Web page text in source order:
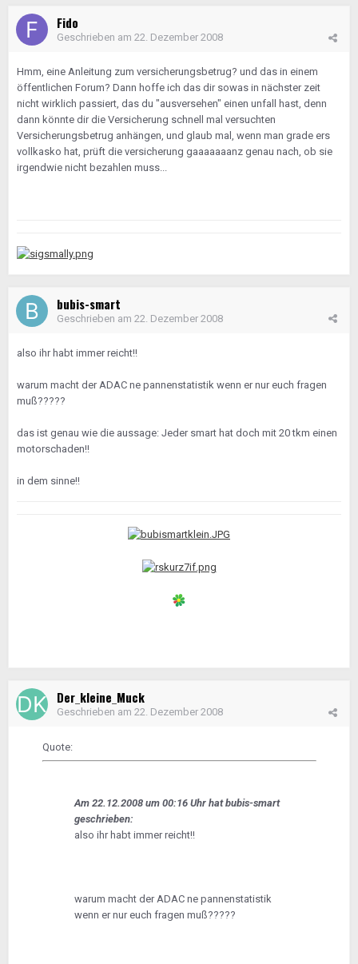
Fido
Geschrieben am 22. Dezember 2008
Hmm, eine Anleitung zum versicherungsbetrug? und das in einem
öffentlichen Forum? Dann hoffe ich das dir sowas in nächster zeit
nicht wirklich passiert, das du "ausversehen" einen unfall hast, denn
dann könnte dir die Versicherung schnell mal versuchten
Versicherungsbetrug anhängen, und glaub mal, wenn man grade ers
vollkasko hat, prüft die versicherung gaaaaaaanz genau nach, ob sie
irgendwie nicht bezahlen muss...
bubis-smart
Geschrieben am 22. Dezember 2008
also ihr habt immer reicht!!
warum macht der ADAC ne pannenstatistik wenn er nur euch fragen
muß?????
das ist genau wie die aussage: Jeder smart hat doch mit 20 tkm einen
motorschaden!!
in dem sinne!!
Der_kleine_Muck
Geschrieben am 22. Dezember 2008
Quote:
Am 22.12.2008 um 00:16 Uhr hat bubis-smart
geschrieben:
also ihr habt immer reicht!!
warum macht der ADAC ne pannenstatistik
wenn er nur euch fragen muß?????